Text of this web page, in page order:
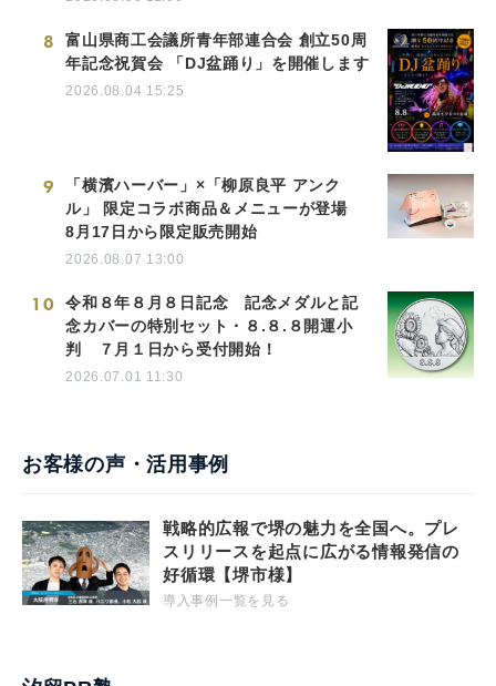
8
富山県商工会議所青年部連合会 創立50周
年記念祝賀会 「DJ盆踊り」を開催します
2026.08.04 15:25
9
「横濱ハーバー」×「柳原良平 アンク
ル」 限定コラボ商品＆メニューが登場
8月17日から限定販売開始
2026.08.07 13:00
10
令和８年８月８日記念 記念メダルと記
念カバーの特別セット・８.８.８開運小
判 ７月１日から受付開始！
2026.07.01 11:30
お客様の声・活用事例
戦略的広報で堺の魅力を全国へ。プレ
スリリースを起点に広がる情報発信の
好循環【堺市様】
導入事例一覧を見る